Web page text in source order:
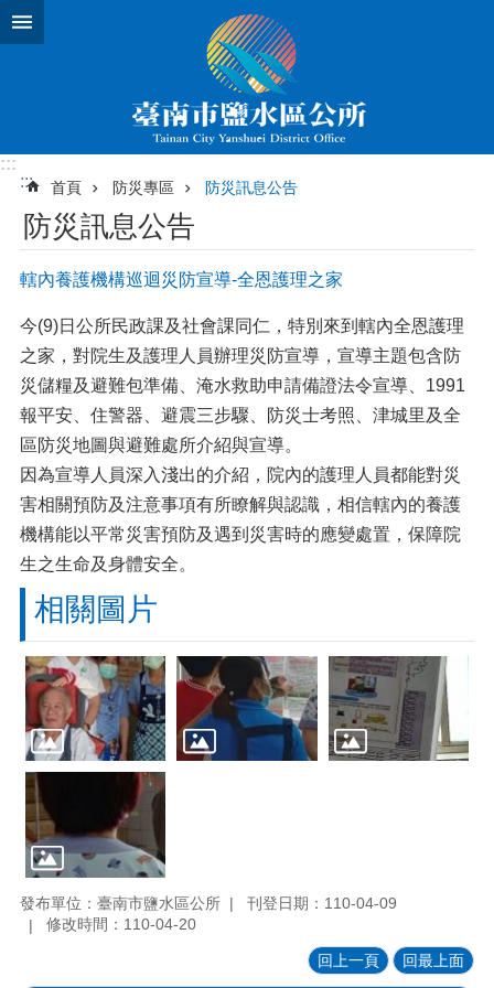
跳到主要內容區塊
:::
:::
首頁 防災專區 防災訊息公告
防災訊息公告
轄內養護機構巡迴災防宣導-全恩護理之家
今(9)日公所民政課及社會課同仁，特別來到轄內全恩護理
之家，對院生及護理人員辦理災防宣導，宣導主題包含防
災儲糧及避難包準備、淹水救助申請備證法令宣導、1991
報平安、住警器、避震三步驟、防災士考照、津城里及全
區防災地圖與避難處所介紹與宣導。
因為宣導人員深入淺出的介紹，院內的護理人員都能對災
害相關預防及注意事項有所瞭解與認識，相信轄內的養護
機構能以平常災害預防及遇到災害時的應變處置，保障院
生之生命及身體安全。
相關圖片
發布單位：臺南市鹽水區公所
刊登日期：110-04-09
修改時間：110-04-20
回上一頁 回最上面